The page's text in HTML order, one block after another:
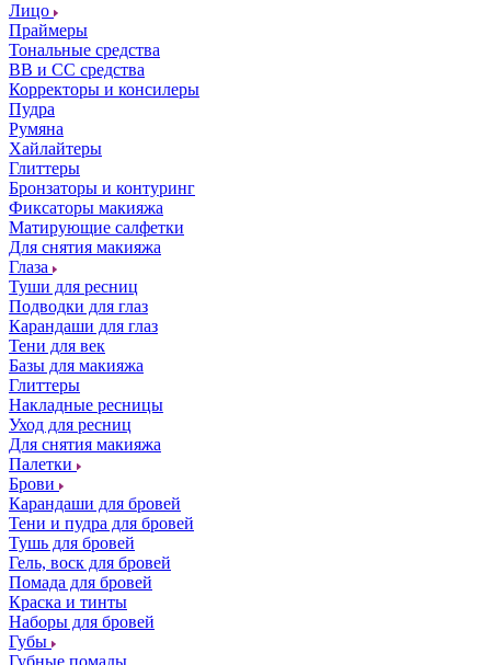
Лицо
Праймеры
Тональные средства
ВВ и СС средства
Корректоры и консилеры
Пудра
Румяна
Хайлайтеры
Глиттеры
Бронзаторы и контуринг
Фиксаторы макияжа
Матирующие салфетки
Для снятия макияжа
Глаза
Туши для ресниц
Подводки для глаз
Карандаши для глаз
Тени для век
Базы для макияжа
Глиттеры
Накладные ресницы
Уход для ресниц
Для снятия макияжа
Палетки
Брови
Карандаши для бровей
Тени и пудра для бровей
Тушь для бровей
Гель, воск для бровей
Помада для бровей
Краска и тинты
Наборы для бровей
Губы